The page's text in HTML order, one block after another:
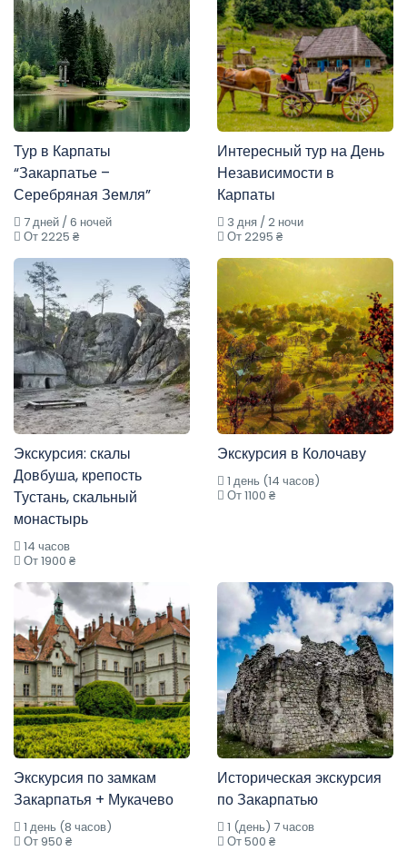
Тур в Карпаты
“Закарпатье –
Серебряная Земля”
7 дней / 6 ночей
От 2225 ₴
Интересный тур на День
Независимости в
Карпаты
3 дня / 2 ночи
От 2295 ₴
Экскурсия: скалы
Довбуша, крепость
Тустань, скальный
монастырь
14 часов
От 1900 ₴
Экскурсия в Колочаву
1 день (14 часов)
От 1100 ₴
Экскурсия по замкам
Закарпатья + Мукачево
1 день (8 часов)
От 950 ₴
Историческая экскурсия
по Закарпатью
1 (день) 7 часов
От 500 ₴